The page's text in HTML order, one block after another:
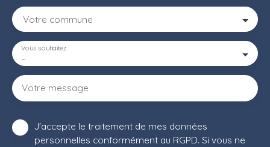
Votre commune
-
Vous souhaitez
Votre message
J'accepte le traitement de mes données
personnelles conformément au RGPD. Si vous ne